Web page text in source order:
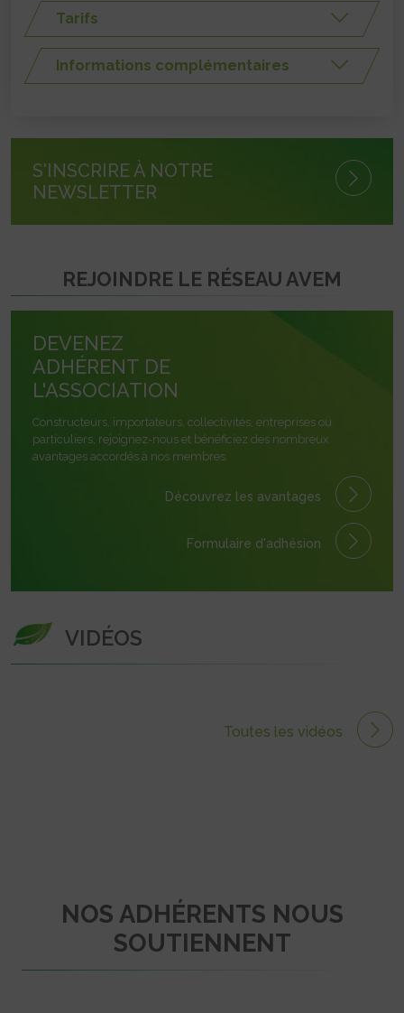
Tarifs
Informations complémentaires
S'INSCRIRE À NOTRE
NEWSLETTER
REJOINDRE LE RÉSEAU AVEM
DEVENEZ
ADHÉRENT DE
L'ASSOCIATION
Constructeurs, importateurs, collectivités, entreprises ou
particuliers, rejoignez-nous et bénéficiez des nombreux
avantages accordés à nos membres.
Découvrez les avantages
Formulaire d'adhésion
VIDÉOS
Toutes les vidéos
NOS ADHÉRENTS NOUS
SOUTIENNENT